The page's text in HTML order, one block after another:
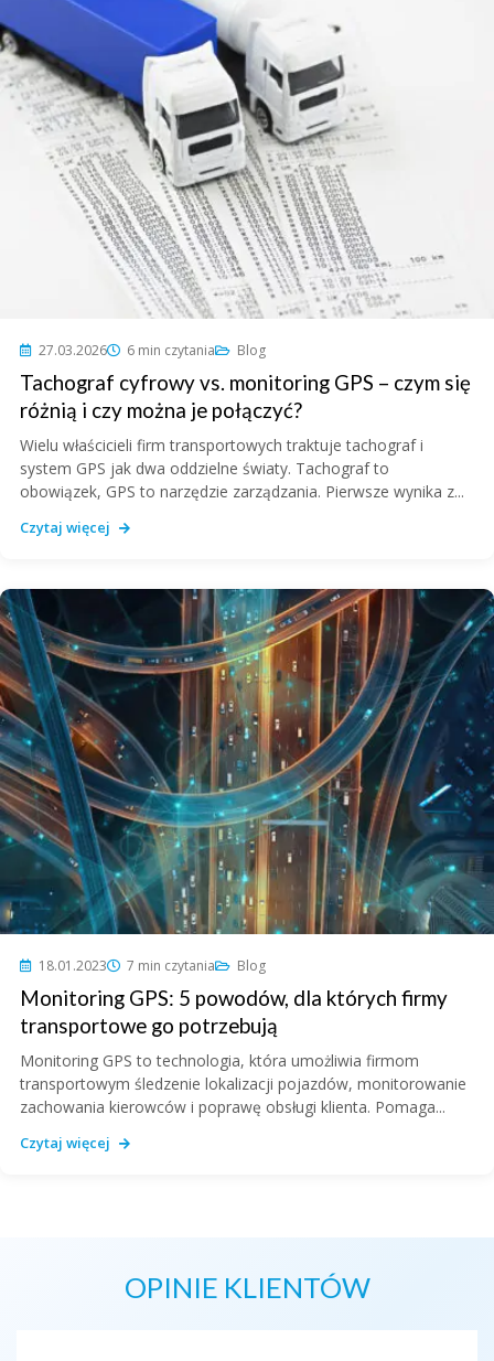
27.03.2026 6 min czytania Blog
Tachograf cyfrowy vs. monitoring GPS – czym się
różnią i czy można je połączyć?
Wielu właścicieli firm transportowych traktuje tachograf i
system GPS jak dwa oddzielne światy. Tachograf to
obowiązek, GPS to narzędzie zarządzania. Pierwsze wynika z...
Czytaj więcej
18.01.2023 7 min czytania Blog
Monitoring GPS: 5 powodów, dla których firmy
transportowe go potrzebują
Monitoring GPS to technologia, która umożliwia firmom
transportowym śledzenie lokalizacji pojazdów, monitorowanie
zachowania kierowców i poprawę obsługi klienta. Pomaga...
Czytaj więcej
OPINIE KLIENTÓW